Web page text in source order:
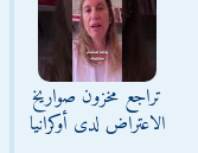
تراجع مخزون صواريخ
الاعتراض لدى أوكرانيا